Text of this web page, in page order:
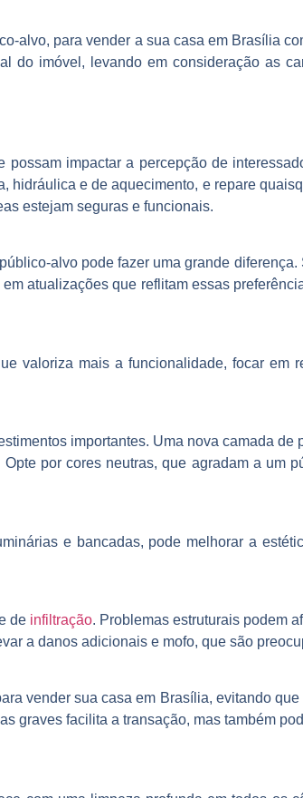
alvo, para vender a sua casa em Brasília
do imóvel, levando em consideração as
possam impactar a percepção de
hidráulica e de aquecimento, e repare
estejam seguras e funcionais.
alvo pode fazer uma grande
atualizações que reflitam essas
valoriza mais a funcionalidade, focar em
importantes. Uma nova camada
por cores neutras, que agradam a um
e bancadas, pode melhorar a
de infiltração. Problemas estruturais podem
a danos adicionais e mofo, que são
vender sua casa em Brasília, evitando
graves facilita a transação, mas também